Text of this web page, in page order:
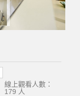
線上觀看人數：
179 人